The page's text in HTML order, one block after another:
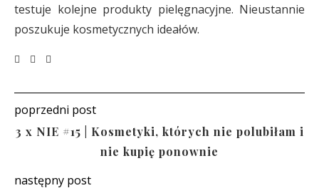
testuje kolejne produkty pielęgnacyjne. Nieustannie
poszukuje kosmetycznych ideałów.
poprzedni post
3 x NIE #15 | Kosmetyki, których nie polubiłam i
nie kupię ponownie
następny post